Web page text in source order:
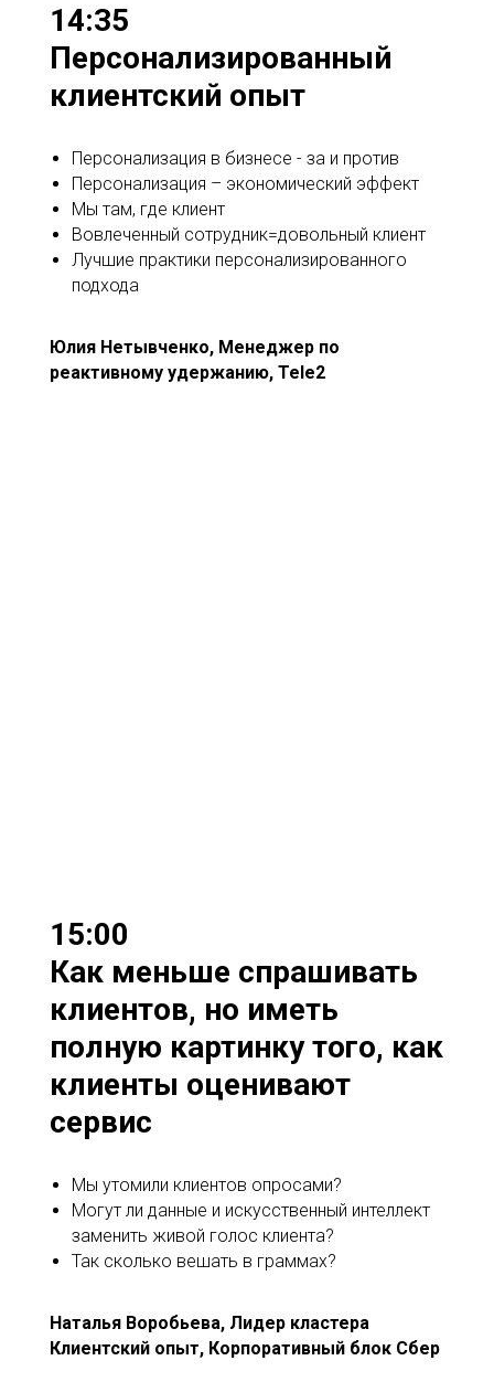
14:35
Персонализированный
клиентский опыт
Персонализация в бизнесе - за и против
Персонализация – экономический эффект
Мы там, где клиент
Вовлеченный сотрудник=довольный клиент
Лучшие практики персонализированного
подхода
Юлия Нетывченко, Менеджер по
реактивному удержанию, Tele2
15:00
Как меньше спрашивать
клиентов, но иметь
полную картинку того, как
клиенты оценивают
сервис
Мы утомили клиентов опросами?
Могут ли данные и искусственный интеллект
заменить живой голос клиента?
Так сколько вешать в граммах?
Наталья Воробьева, Лидер кластера
Клиентский опыт, Корпоративный блок Сбер